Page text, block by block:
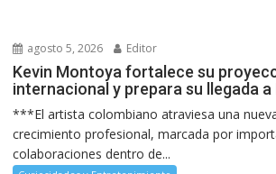
agosto 5, 2026 Editor
Kevin Montoya fortalece su
internacional y prepara su llegada a
***El artista colombiano atraviesa una
crecimiento profesional, marcada por
colaboraciones dentro de...